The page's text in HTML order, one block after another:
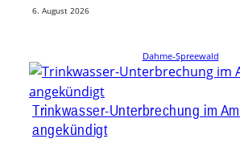
6. August 2026
Dahme-Spreewald
Trinkwasser-Unterbrechung im
angekündigt